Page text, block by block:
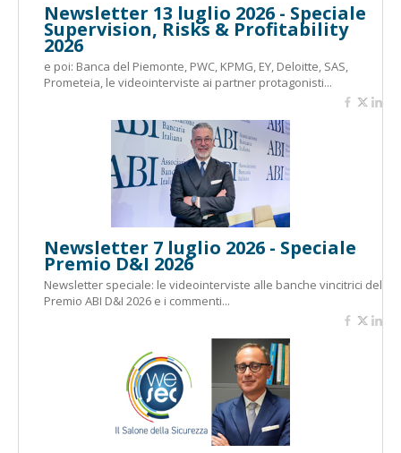
Newsletter 13 luglio 2026 - Speciale
Supervision, Risks & Profitability
2026
e poi: Banca del Piemonte, PWC, KPMG, EY, Deloitte, SAS,
Prometeia, le videointerviste ai partner protagonisti...
Newsletter 7 luglio 2026 - Speciale
Premio D&I 2026
Newsletter speciale: le videointerviste alle banche vincitrici del
Premio ABI D&I 2026 e i commenti...